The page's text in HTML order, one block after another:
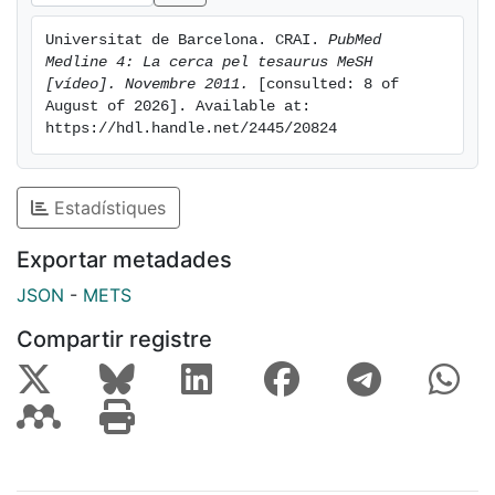
Universitat de Barcelona. CRAI. PubMed
Medline 4: La cerca pel tesaurus MeSH
[vídeo]. Novembre 2011.
[consulted: 8 of
August of 2026]. Available at:
https://hdl.handle.net/2445/20824
Estadístiques
Exportar metadades
JSON - METS
Compartir registre